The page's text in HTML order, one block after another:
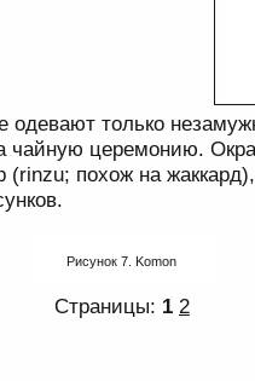
одевают только
чайную церемонию.
(rinzu; похож на
Рисунок 7. Komon
Страницы: 1 2